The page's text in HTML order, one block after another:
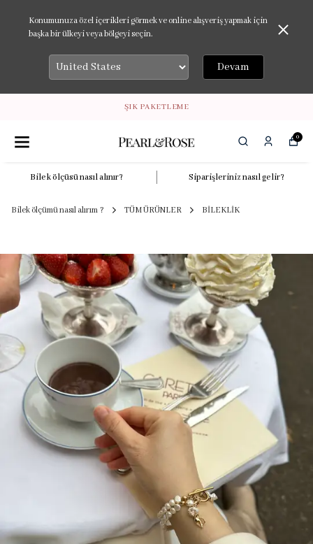
Konumunuza özel içerikleri görmek ve online alışveriş yapmak için
başka bir ülkeyi veya bölgeyi seçin.
Devam
ŞIK PAKETLEME
0
Bilek ölçüsü nasıl alınır? Siparişleriniz nasıl gelir?
Bilek ölçümü nasıl alırım ? TÜM ÜRÜNLER BİLEKLİK